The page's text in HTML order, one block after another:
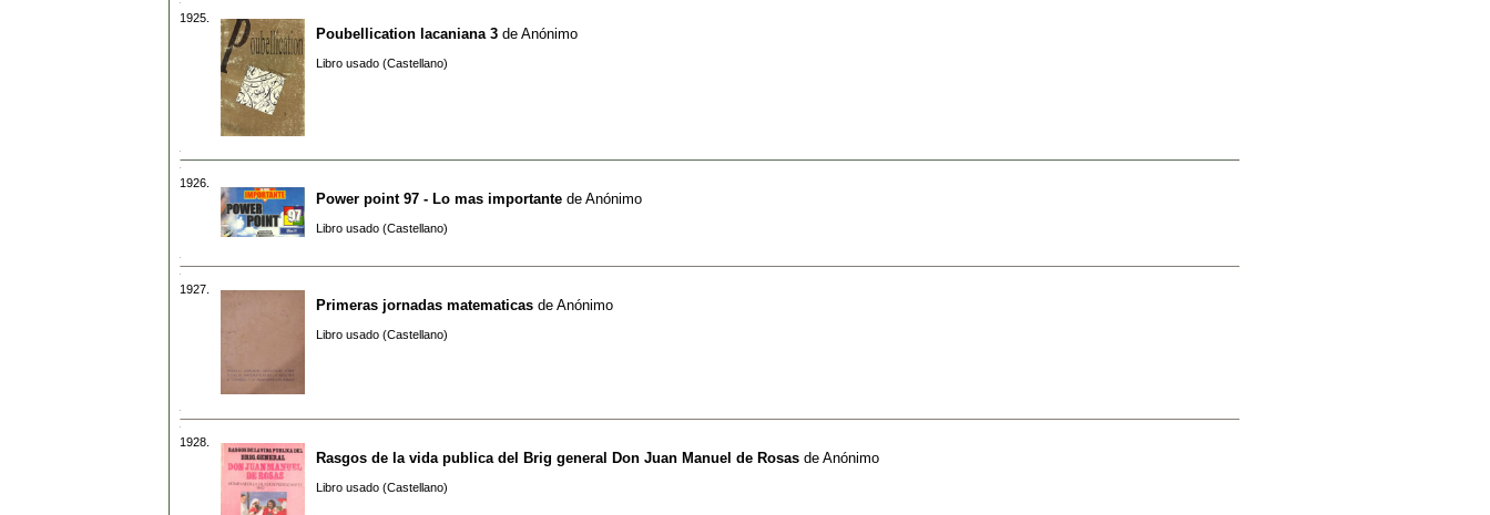
1925.
Poubellication lacaniana 3 de Anónimo
Libro usado (Castellano)
1926.
Power point 97 - Lo mas importante de Anónimo
Libro usado (Castellano)
1927.
Primeras jornadas matematicas de Anónimo
Libro usado (Castellano)
1928.
Rasgos de la vida publica del Brig general Don Juan Manuel de Rosas de Anónimo
Libro usado (Castellano)